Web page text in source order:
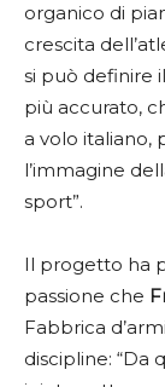
organico di
crescita
si può definire
più accurato,
a volo
l’immagine
sport”.
Il progetto ha
passione che
Fabbrica
discipline: “Da